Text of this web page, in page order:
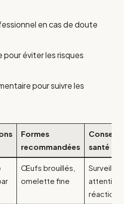
en cas de doute
éviter les risques
pour suivre les
Formes
recommandées
Conseils
santé
Œufs brouillés,
omelette fine
attentive
réactions